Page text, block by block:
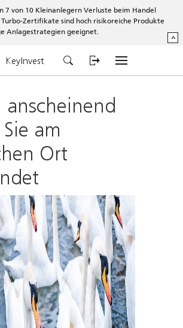
7 von 10 Kleinanlegern Verluste beim Handel
Zertifikate sind hoch risikoreiche Produkte
Anlagestrategien geeignet.
^
KeyInvest
anscheinend
am
Ort